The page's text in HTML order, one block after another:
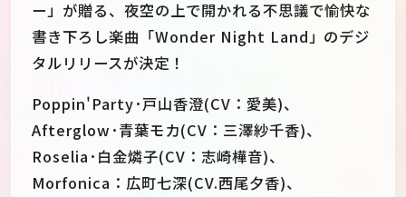
ー」が贈る、夜空の上で開かれる不思議で愉快な
書き下ろし楽曲「Wonder Night Land」のデジ
タルリリースが決定！
Poppin'Party･戸山香澄(CV：愛美)、
Afterglow･青葉モカ(CV：三澤紗千香)、
Roselia･白金燐子(CV：志崎樺音)、
Morfonica：広町七深(CV.西尾夕香)、